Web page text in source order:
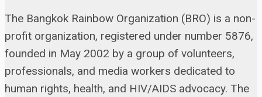
The Bangkok Rainbow Organization (BRO) is a non-
profit organization, registered under number 5876,
founded in May 2002 by a group of volunteers,
professionals, and media workers dedicated to
human rights, health, and HIV/AIDS advocacy. The